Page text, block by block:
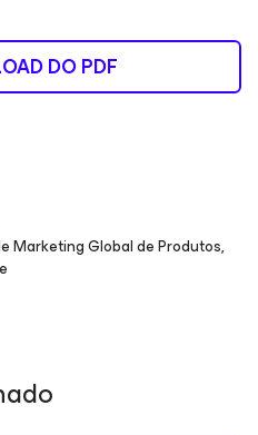
DO PDF
Marketing Global de Produtos,